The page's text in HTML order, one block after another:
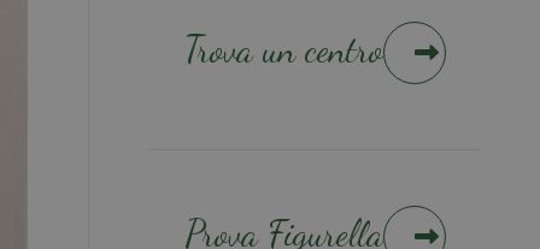
Trova un centro
Prova Figurella